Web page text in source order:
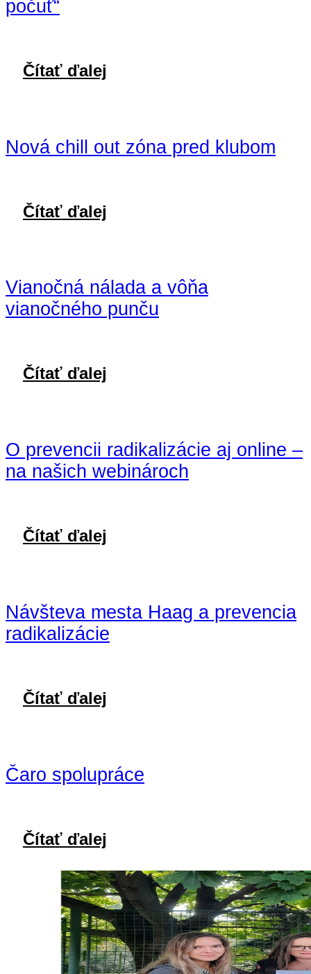
počuť“
Čítať ďalej
Nová chill out zóna pred klubom
Čítať ďalej
Vianočná nálada a vôňa
vianočného punču
Čítať ďalej
O prevencii radikalizácie aj online –
na našich webinároch
Čítať ďalej
Návšteva mesta Haag a prevencia
radikalizácie
Čítať ďalej
Čaro spolupráce
Čítať ďalej